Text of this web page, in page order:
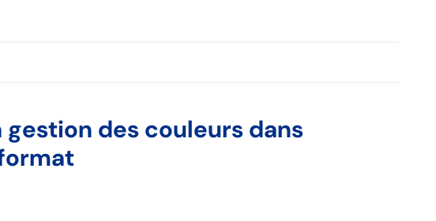
des couleurs dans